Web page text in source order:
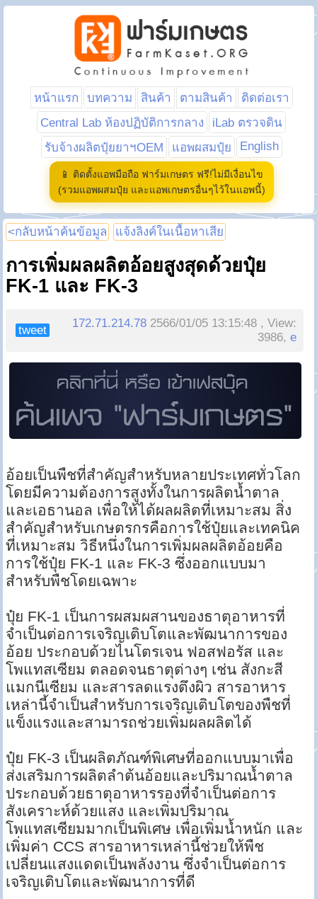
หน้าแรก บทความ สินค้า ตามสินค้า
ติดต่อเรา
Central Lab ห้องปฏิบัติการกลาง
iLab ตรวจดิน
รับจ้างผลิตปุ๋ยยาฯOEM
แอพผสมปุ๋ย English
📱 ติดตั้งแอพมือถือ ฟาร์มเกษตร ฟรี!ไม่มีเงื่อนไข
(รวมแอพผสมปุ๋ย และแอพเกษตรอื่นๆไว้ในแอพนี้)
<กลับหน้าค้นข้อมูล แจ้งลิงค์ในเนื้อหาเสีย
การเพิ่มผลผลิตอ้อยสูงสุดด้วยปุ๋ย
FK-1 และ FK-3
tweet
172.71.214.78 2566/01/05 13:15:48 , View:
3986,e
อ้อยเป็นพืชที่สำคัญสำหรับหลายประเทศทั่วโลก
โดยมีความต้องการสูงทั้งในการผลิตน้ำตาล
และเอธานอล เพื่อให้ได้ผลผลิตที่เหมาะสม สิ่ง
สำคัญสำหรับเกษตรกรคือการใช้ปุ๋ยและเทคนิค
ที่เหมาะสม วิธีหนึ่งในการเพิ่มผลผลิตอ้อยคือ
การใช้ปุ๋ย FK-1 และ FK-3 ซึ่งออกแบบมา
สำหรับพืชโดยเฉพาะ
ปุ๋ย FK-1 เป็นการผสมผสานของธาตุอาหารที่
จำเป็นต่อการเจริญเติบโตและพัฒนาการของ
อ้อย ประกอบด้วยไนโตรเจน ฟอสฟอรัส และ
โพแทสเซียม ตลอดจนธาตุต่างๆ เช่น สังกะสี
แมกนีเซียม และสารลดแรงตึงผิว สารอาหาร
เหล่านี้จำเป็นสำหรับการเจริญเติบโตของพืชที่
แข็งแรงและสามารถช่วยเพิ่มผลผลิตได้
ปุ๋ย FK-3 เป็นผลิตภัณฑ์พิเศษที่ออกแบบมาเพื่อ
ส่งเสริมการผลิตลำต้นอ้อยและปริมาณน้ำตาล
ประกอบด้วยธาตุอาหารรองที่จำเป็นต่อการ
สังเคราะห์ด้วยแสง และเพิ่มปริมาณ
โพแทสเซียมมากเป็นพิเศษ เพื่อเพิ่มน้ำหนัก และ
เพิ่มค่า CCS สารอาหารเหล่านี้ช่วยให้พืช
เปลี่ยนแสงแดดเป็นพลังงาน ซึ่งจำเป็นต่อการ
เจริญเติบโตและพัฒนาการที่ดี